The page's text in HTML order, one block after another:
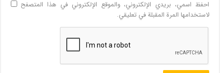
احفظ اسمي، بريدي الإلكتروني، والموقع الإلكتروني في هذا المتصفح
لاستخدامها المرة المقبلة في تعليقي.